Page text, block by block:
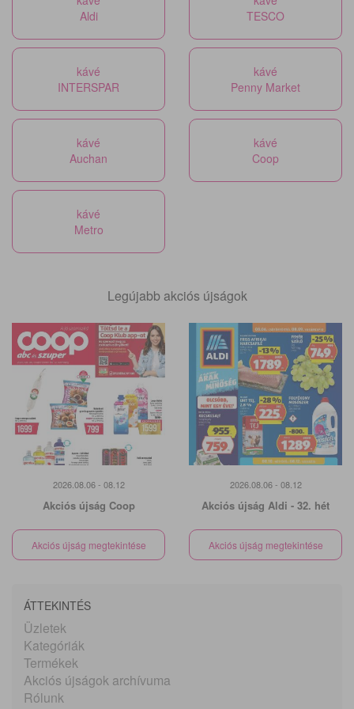
Aldi
TESCO
kávé
INTERSPAR
kávé
Penny Market
kávé
Auchan
kávé
Coop
kávé
Metro
Legújabb akciós újságok
2026.08.06 - 08.12
Akciós újság Coop
Akciós újság megtekintése
2026.08.06 - 08.12
Akciós újság Aldi - 32. hét
Akciós újság megtekintése
ÁTTEKINTÉS
Üzletek
Kategóriák
Termékek
Akciós újságok archívuma
Rólunk